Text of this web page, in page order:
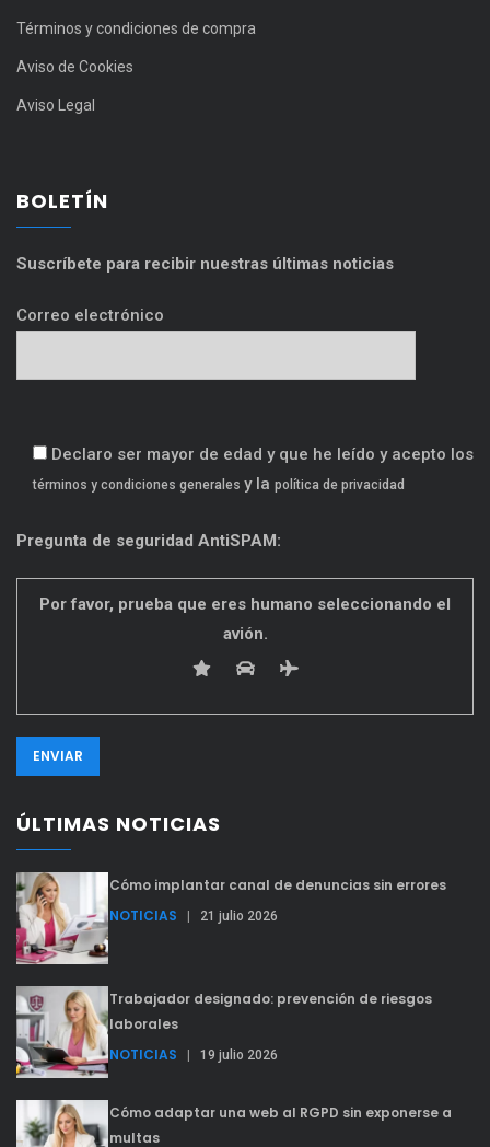
Términos y condiciones de compra
Aviso de Cookies
Aviso Legal
BOLETÍN
Suscríbete para recibir nuestras últimas noticias
Correo electrónico
Declaro ser mayor de edad y que he leído y acepto los
términos y condiciones generales y la política de privacidad
Pregunta de seguridad AntiSPAM:
Por favor, prueba que eres humano seleccionando el
avión.
ÚLTIMAS NOTICIAS
Cómo implantar canal de denuncias sin errores
NOTICIAS
| 21 julio 2026
Trabajador designado: prevención de riesgos
laborales
NOTICIAS
| 19 julio 2026
Cómo adaptar una web al RGPD sin exponerse a
multas